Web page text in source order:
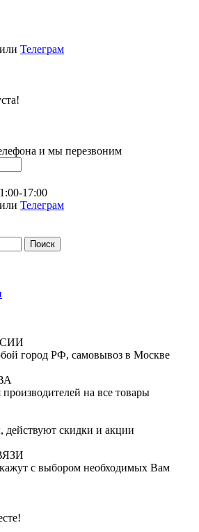
или Телеграм
и мы перезвоним
17:00
или Телеграм
Поиск
город РФ, самовывоз в Москве
на все товары
скидки и акции
с выбором необходимых Вам